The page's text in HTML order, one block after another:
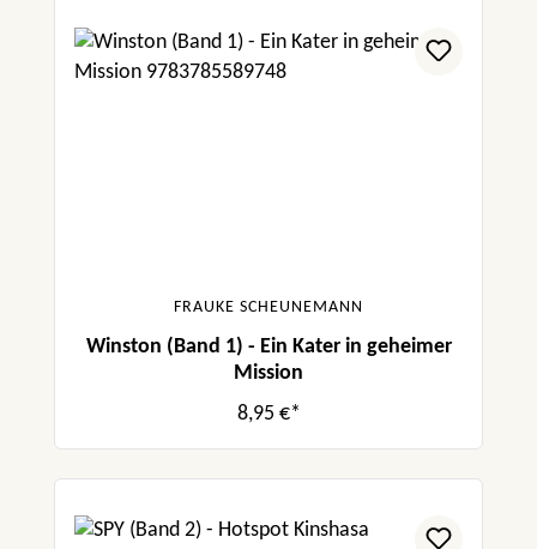
FRAUKE SCHEUNEMANN
Winston (Band 1) - Ein Kater in geheimer
Mission
8,95 €*